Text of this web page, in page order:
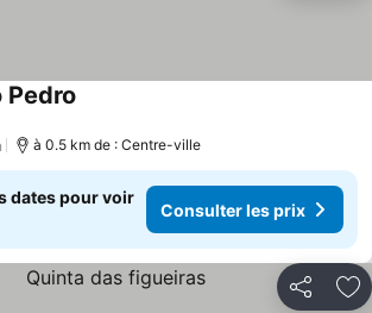
Pedro
à 0.5 km de : Centre-ville
dates pour voir
Consulter les prix
Partager